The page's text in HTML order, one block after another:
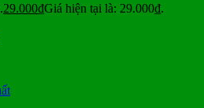
29.000₫Giá hiện tại là: 29.000₫.